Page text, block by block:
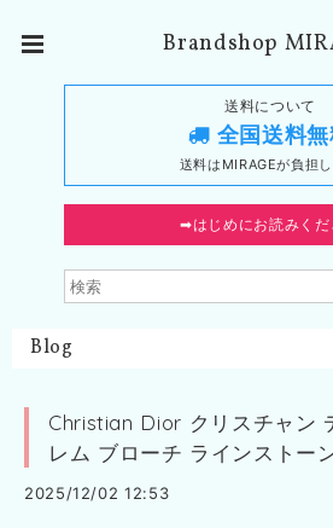
Brandshop
送料について
全国送料
送料はMIRAGEが負担
➡︎はじめにお読みくだ
Blog
Christian Dior クリスチャン
レム ブローチ ラインストー
2025/12/02 12:53